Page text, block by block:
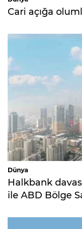
Cari açığa
Dünya
Halkbank
ile ABD Bölge
verdi